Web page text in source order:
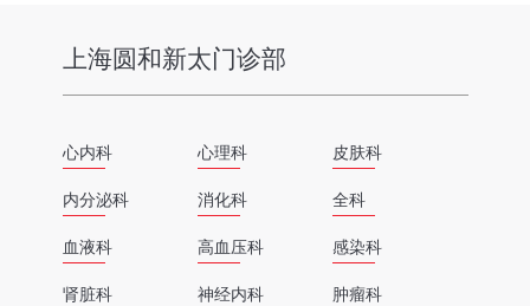
上海圆和新太门诊部
心内科 心理科 皮肤科
内分泌科 消化科 全科
血液科 高血压科 感染科
肾脏科 神经内科 肿瘤科